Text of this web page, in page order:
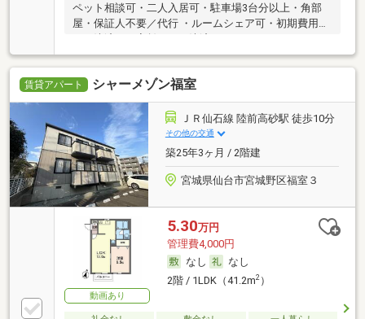
ペット相談可・二人入居可・駐車場3台分以上・角部
屋・保証人不要／代行 ・ルームシェア可・初期費用カ
ード決済可・家賃カード決済可
賃貸アパート シャーメゾン福室
ＪＲ仙石線 陸前高砂駅 徒歩10分
その他の交通
築25年3ヶ月 / 2階建
宮城県仙台市宮城野区福室３
動画あり
5.30万円
管理費4,000円
なし
なし
2階 / 1LDK（41.2m2）